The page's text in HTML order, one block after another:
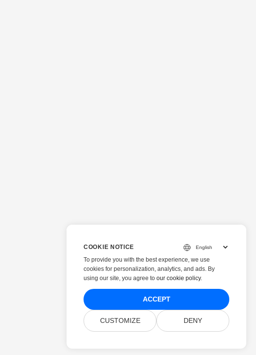
COOKIE NOTICE
To provide you with the best experience, we use
cookies for personalization, analytics, and ads. By
using our site, you agree to our cookie policy.
ACCEPT
CUSTOMIZE DENY